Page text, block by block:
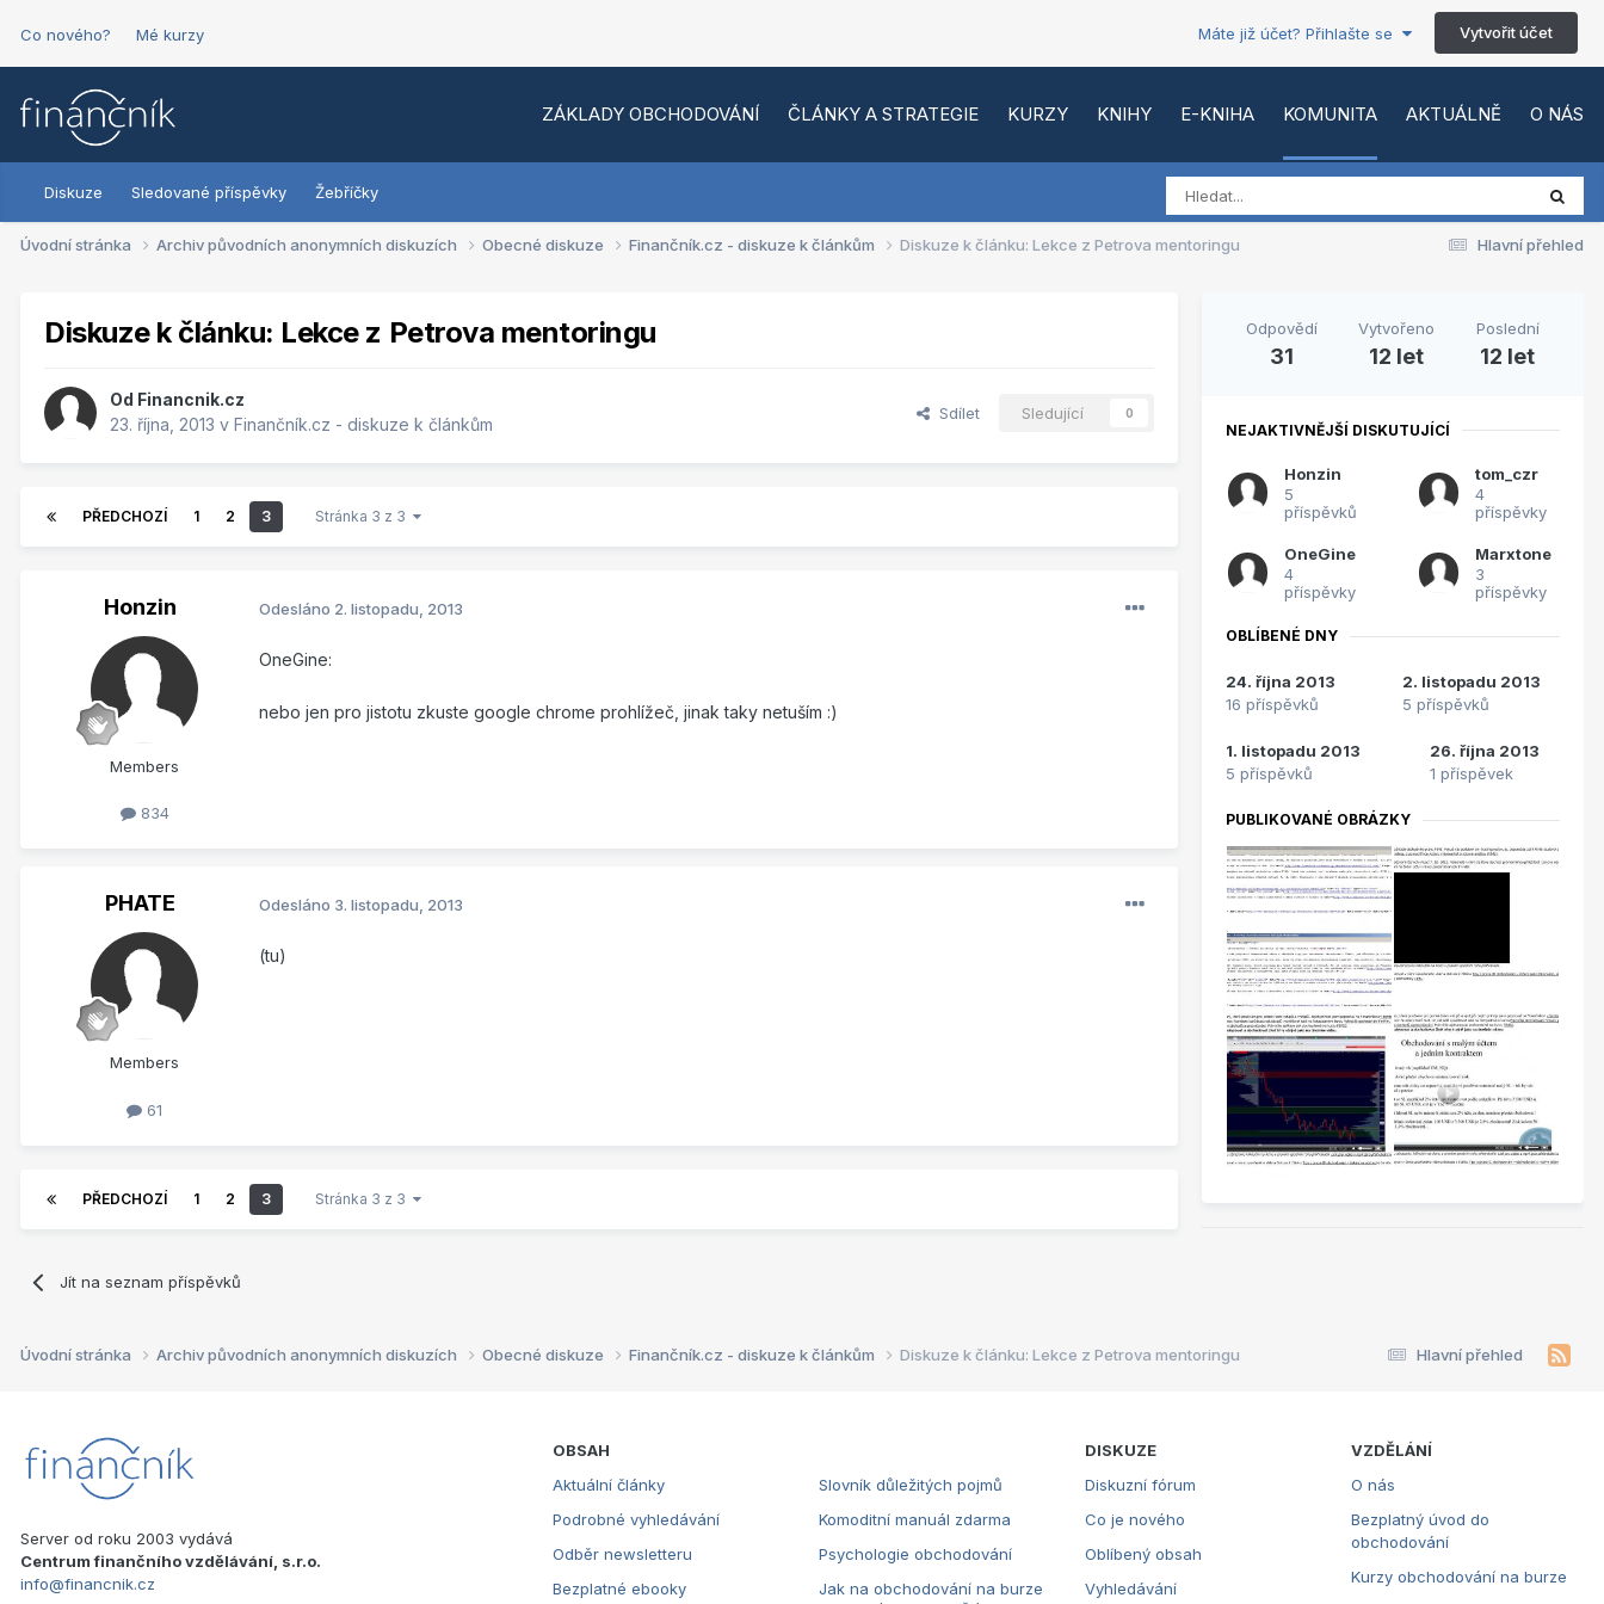
Co nového? Mé kurzy Máte již účet? Přihlašte se Vytvořit účet
ZÁKLADY OBCHODOVÁNÍ ČLÁNKY A STRATEGIE KURZY KNIHY E-KNIHA KOMUNITA AKTUÁLNĚ O NÁS
Diskuze Sledované příspěvky Žebříčky
Hlavní přehled
Úvodní stránka Archiv původních anonymních diskuzích Obecné diskuze Finančník.cz - diskuze k článkům Diskuze k článku: Lekce z Petrova mentoringu
Diskuze k článku: Lekce z Petrova mentoringu
Od Financnik.cz
23. října, 2013 v Finančník.cz - diskuze k článkům
Sdílet Sledující 0
PŘEDCHOZÍ 1 2 3 Stránka 3 z 3
Honzin
Members
834
Odesláno 2. listopadu, 2013
OneGine:
nebo jen pro jistotu zkuste google chrome prohlížeč, jinak taky netuším :)
PHATE
Members
61
Odesláno 3. listopadu, 2013
(tu)
PŘEDCHOZÍ 1 2 3 Stránka 3 z 3
Jít na seznam příspěvků
Odpovědí
31
Vytvořeno
12 let
Poslední
12 let
NEJAKTIVNĚJŠÍ DISKUTUJÍCÍ
Honzin
5
příspěvků
tom_czr
4
příspěvky
OneGine
4
příspěvky
Marxtone
3
příspěvky
OBLÍBENÉ DNY
24. října 2013
16 příspěvků
2. listopadu 2013
5 příspěvků
1. listopadu 2013
5 příspěvků
26. října 2013
1 příspěvek
PUBLIKOVANÉ OBRÁZKY
Hlavní přehled
Úvodní stránka Archiv původních anonymních diskuzích Obecné diskuze Finančník.cz - diskuze k článkům Diskuze k článku: Lekce z Petrova mentoringu
Server od roku 2003 vydává
Centrum finančního vzdělávání, s.r.o.
info@financnik.cz
OBSAH
Aktuální články
Podrobné vyhledávání
Odběr newsletteru
Bezplatné ebooky
Slovník důležitých pojmů
Komoditní manuál zdarma
Psychologie obchodování
Jak na obchodování na burze
DISKUZE
Diskuzní fórum
Co je nového
Oblíbený obsah
Vyhledávání
VZDĚLÁNÍ
O nás
Bezplatný úvod do
obchodování
Kurzy obchodování na burze